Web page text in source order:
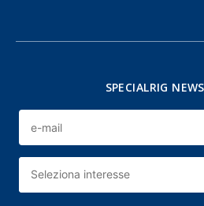
SPECIALRIG